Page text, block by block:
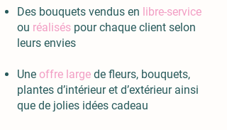
Des bouquets vendus en libre-service
ou réalisés pour chaque client selon
leurs envies
Une offre large de fleurs, bouquets,
plantes d’intérieur et d’extérieur ainsi
que de jolies idées cadeau